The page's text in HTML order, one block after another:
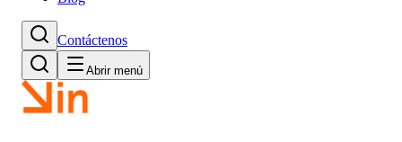
Contáctenos
Abrir menú